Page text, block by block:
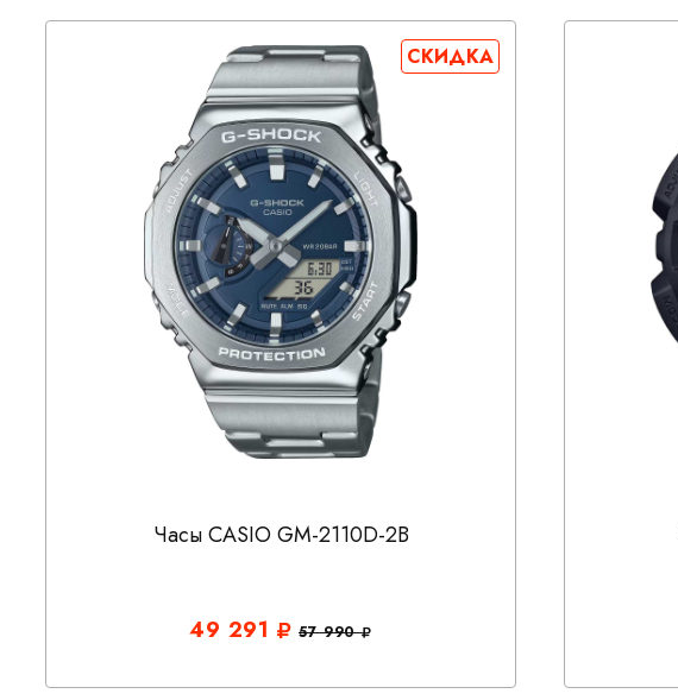
СКИДКА
Часы CASIO GM-2110D-2B
49 291 57 990